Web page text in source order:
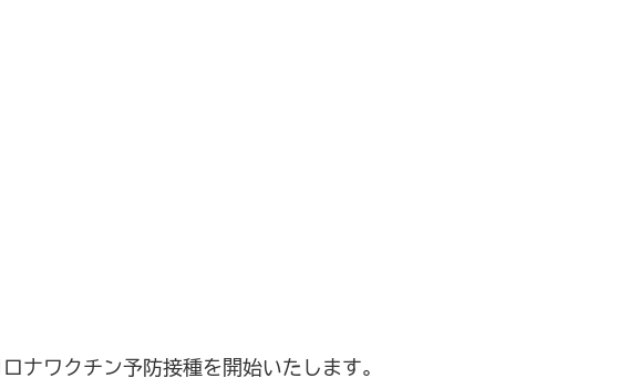
ナワクチン予防接種を開始いたします。